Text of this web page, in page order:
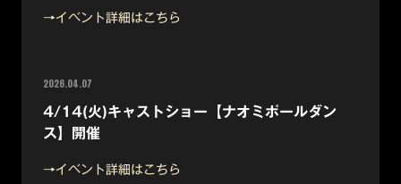
→イベント詳細はこちら
2026.04.07
4/14(火)キャストショー【ナオミポールダン
ス】開催
→イベント詳細はこちら